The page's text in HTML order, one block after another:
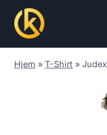
content
Hjem » T-Shirt »